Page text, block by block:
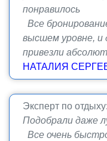
понравилось
Все
высшем уровне, и
привезли
НАТАЛИЯ
Эксперт по отдыху:
Подобрали даже
Все очень